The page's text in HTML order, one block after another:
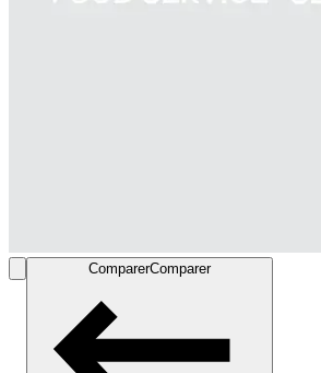
ComparerComparer